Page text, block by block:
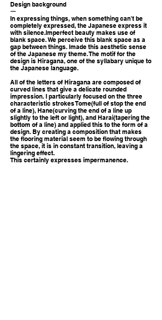
Design background
ー
​In expressing things, when something can't be
completely expressed, the Japanese express it
with silence.Imperfect beauty makes use of
blank space. We perceive this blank space as a
gap between things. Imade this aesthetic sense
of the Japanese my theme. The motif for the
design is Hiragana, one of the syllabary unique to
the Japanese language.
All of the letters of Hiragana are composed of
curved lines that give a delicate rounded
impression. I particularly focused on the three
characteristic strokes Tome(full of stop the end
of a line), Hane(curving the end of a line up
slightly to the left or light), and Harai(tapering the
bottom of a line) and applied this to the form of a
design. By creating a composition that makes
the flooring material seem to be flowing through
the space, it is in constant transition, leaving a
lingering effect.
This certainly expresses impermanence.